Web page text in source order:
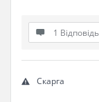
1 Відповідь
Скарга